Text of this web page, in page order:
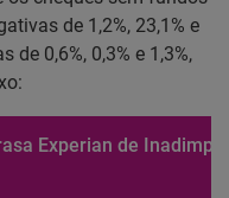
de 1,2%, 23,1% e
de 0,6%, 0,3% e 1,3%,
Experian de